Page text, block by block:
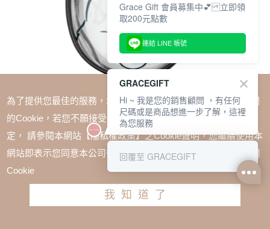
Care Bears × NTU 透明外出曬娃包 黑
為了提供您最佳的服務，本網站會在您的電腦中放置並取用我們
的Cookie，若您不願接受Cookie時應如何變更電腦的Cookie設
定， 請參閱本網站【隱私權政策】之Cookie聲明，您繼續使用本
網站即表示您同意本公司得按本網站使用條款之Cookie聲明使用
Cookie
我知道了
Grace Gift 會員募集中💕 立即領
取200元點數
連結 LINE 帳號
GRACEGIFT
Hi ~ 我是您的銷售顧問 ，有任何
尺碼或是商品想進一步了解，這裡
為您服務
回覆至 GRACEGIFT